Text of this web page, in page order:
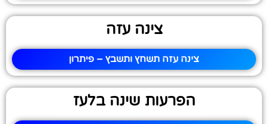
צינה עזה
צינה עזה תשחץ ותשבץ – פיתרון
הפרעות שינה בלעז